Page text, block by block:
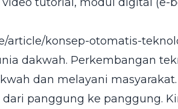
article/konsep-otomatis-
dakwah. Perkembangan
dan melayani
panggung ke panggung.